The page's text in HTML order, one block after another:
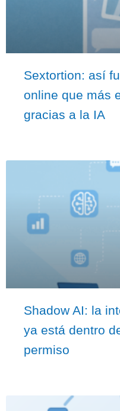
Sextortion: así
online que más
gracias a la IA
Shadow AI: la
ya está dentro
permiso